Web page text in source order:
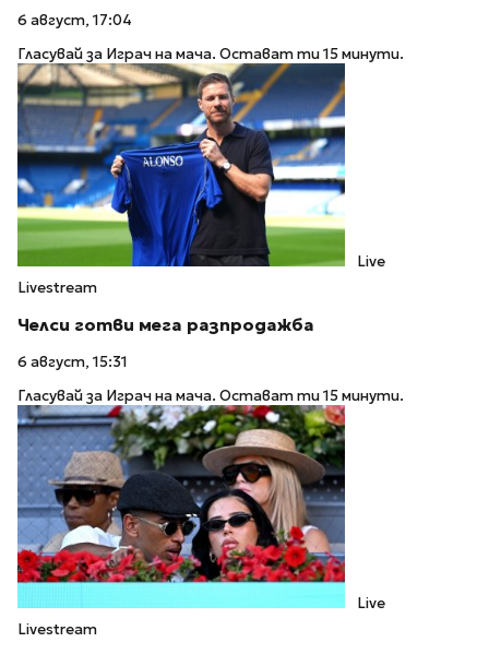
6 август, 17:04
Гласувай за Играч на мача. Остават ти 15 минути.
Live
Livestream
Челси готви мега разпродажба
6 август, 15:31
Гласувай за Играч на мача. Остават ти 15 минути.
Live
Livestream